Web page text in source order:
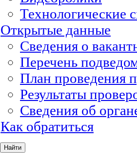
Технологические
Открытые данные
Сведения о
Перечень
План
Результаты
Сведения об
Как обратиться